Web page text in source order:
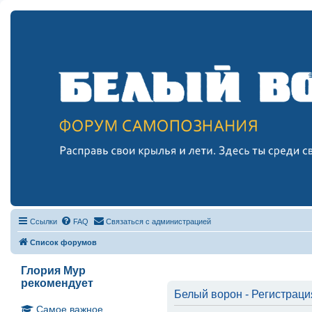
Ссылки FAQ Связаться с администрацией
Список форумов
Глория Мур
рекомендует
Самое важное
Белый ворон -